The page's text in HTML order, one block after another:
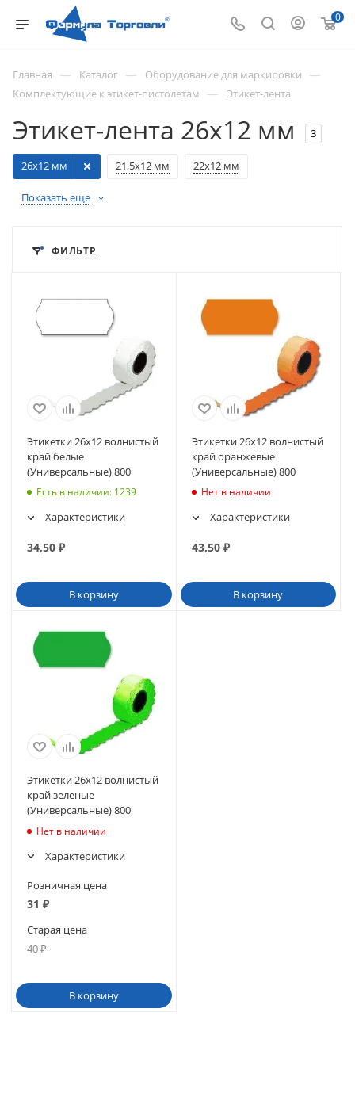
0
Главная — Каталог — Оборудование для маркировки —
Комплектующие к этикет-пистолетам — Этикет-лента
Этикет-лента 26x12 мм 3
21,5x12 мм 22x12 мм
26x12 мм
Показать еще
ФИЛЬТР
Этикетки 26х12 волнистый
край белые
(Универсальные) 800
Есть в наличии: 1239
Характеристики
34,50 ₽
В корзину
Этикетки 26х12 волнистый
край оранжевые
(Универсальные) 800
Нет в наличии
Характеристики
43,50₽
В корзину
Этикетки 26х12 волнистый
край зеленые
(Универсальные) 800
Нет в наличии
Характеристики
Розничная цена
31 ₽
Старая цена
40₽
В корзину